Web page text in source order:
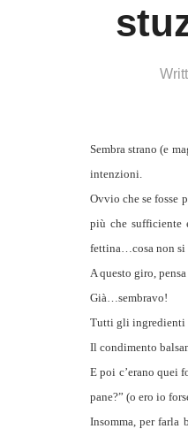
Sembra strano (e
intenzioni.
Ovvio che se fosse
più che sufficiente
fettina…cosa non si
A questo giro,
Già…sembravo!
Tutti gli ingredienti
Il condimento
E poi c’erano quei
pane?” (o ero io
Insomma, per farla